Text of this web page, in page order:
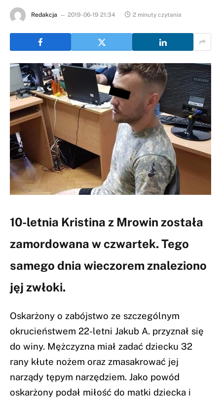
Redakcja 2019-06-19 21:34 2 minuty czytania
10-letnia Kristina z Mrowin została
zamordowana w czwartek. Tego
samego dnia wieczorem znaleziono
jęj zwłoki.
Oskarżony o zabójstwo ze szczególnym
okrucieństwem 22-letni Jakub A. przyznał się
do winy. Mężczyzna miał zadać dziecku 32
rany kłute nożem oraz zmasakrować jej
narządy tępym narzędziem. Jako powód
oskarżony podał miłość do matki dziecka i